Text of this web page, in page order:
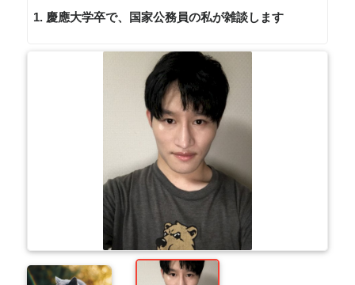
1. 慶應大学卒で、国家公務員の私が雑談します